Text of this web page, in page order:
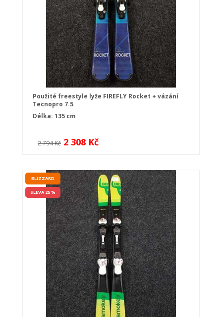
Použité freestyle lyže FIREFLY Rocket + vázání
Tecnopro 7.5
Délka: 135 cm
2 794 Kč 2 308 Kč
BLIZZARD
SLEVA 25 %